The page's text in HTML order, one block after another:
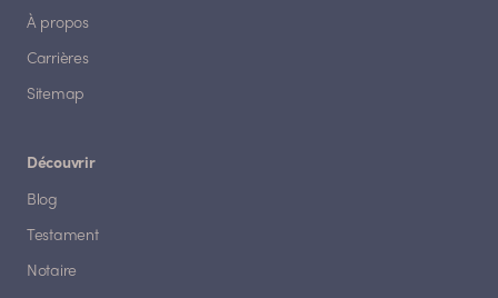
À propos
Carrières
Sitemap
Découvrir
Blog
Testament
Notaire